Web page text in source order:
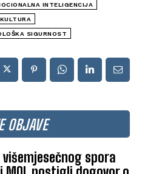
OBJAVE
višemjesečnog spora
INTELIGENCIJA
SIGURNOST